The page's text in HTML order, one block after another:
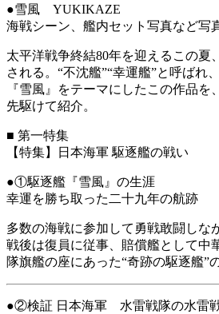
●雪風 YUKIKAZE
海戦シーン、艦内セット写真など写
太平洋戦争終結80年を迎えるこの夏
される。“不沈艦”“幸運艦”と呼ばれ
『雪風』をテーマにしたこの作品を
先駆けて紹介。
■ 第一特集
【特集】日本海軍 駆逐艦の戦い
●①駆逐艦『雪風』の生涯
幸運を勝ち取った二十九年の航跡
多数の海戦に参加して勇戦敢闘しな
戦後は復員に従事、賠償艦として中
隊旗艦の座にあった“奇跡の駆逐艦”
●②検証 日本海軍 水雷戦隊の水雷